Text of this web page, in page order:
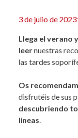
3 de julio de 2023
Llega el verano
leernuestras
las tardes
Os
disfrutéis de sus
descubriendo
líneas.